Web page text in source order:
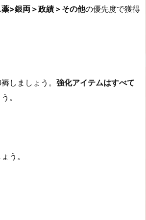
>銀両＞政績＞その他の優先度で獲得
しましょう。 強化アイテムはすべて
。
う。